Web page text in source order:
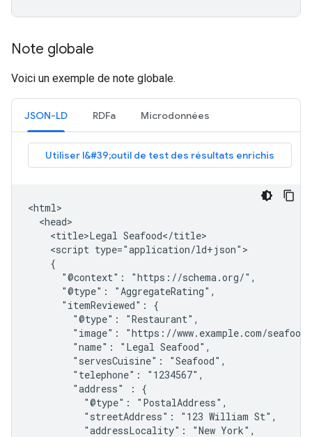
Note globale
Voici un exemple de note globale.
JSON-LD RDFa Microdonnées
<html>
  <head>
    <title>Legal Seafood</title>
    <script type="application/ld+json">
    {
      "@context": "https://schema.org/",
      "@type": "AggregateRating",
      "itemReviewed": {
        "@type": "Restaurant",
"image": "https://www.example.com/
        "name": "Legal Seafood",
        "servesCuisine": "Seafood",
        "telephone": "1234567",
        "address" : {
          "@type": "PostalAddress",
          "streetAddress": "123 William St",
          "addressLocality": "New York",